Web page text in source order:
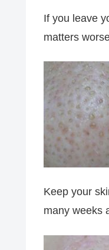
If you leave
matters
Keep your
many weeks